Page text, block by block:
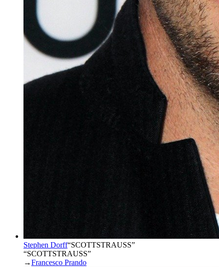
Stephen Dorff“SCOTTSTRAUSS”
“SCOTTSTRAUSS”
→Francesco Prando